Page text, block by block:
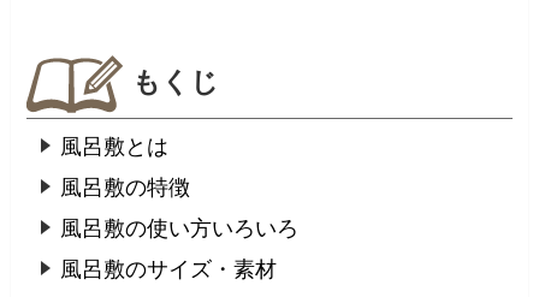
もくじ
風呂敷とは
風呂敷の特徴
風呂敷の使い方いろいろ
風呂敷のサイズ・素材